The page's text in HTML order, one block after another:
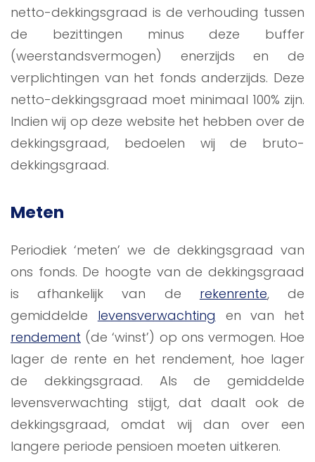
netto-dekkingsgraad is de verhouding tussen
de bezittingen minus deze buffer
(weerstandsvermogen) enerzijds en de
verplichtingen van het fonds anderzijds. Deze
netto-dekkingsgraad moet minimaal 100% zijn.
Indien wij op deze website het hebben over de
dekkingsgraad, bedoelen wij de bruto-
dekkingsgraad.
Meten
Periodiek ‘meten’ we de dekkingsgraad van
ons fonds. De hoogte van de dekkingsgraad
is afhankelijk van de rekenrente, de
gemiddelde levensverwachting en van het
rendement (de ‘winst’) op ons vermogen. Hoe
lager de rente en het rendement, hoe lager
de dekkingsgraad. Als de gemiddelde
levensverwachting stijgt, dat daalt ook de
dekkingsgraad, omdat wij dan over een
langere periode pensioen moeten uitkeren.